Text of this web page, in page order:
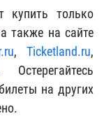
только
также на сайте
, Ticketland.ru,
Остерегайтесь
на других